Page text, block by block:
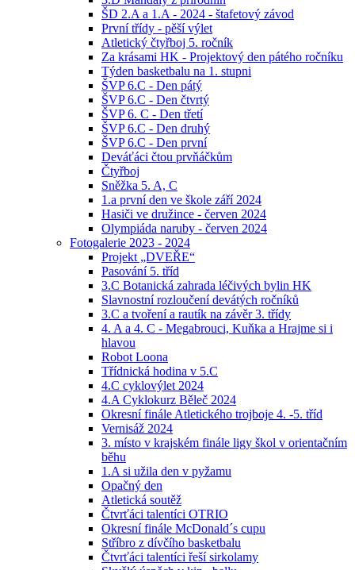
ŠD 2.A a 1.A - 2024 - štafetový závod
První třídy - pěší výlet
Atletický čtyřboj 5. ročník
Za krásami HK - Projektový den pátého ročníku
Týden basketbalu na 1. stupni
ŠVP 6.C - Den pátý
ŠVP 6.C - Den čtvrtý
ŠVP 6. C - Den třetí
ŠVP 6.C - Den druhý
ŠVP 6.C - Den první
Deváťáci čtou prvňáčkům
Čtyřboj
Sněžka 5. A, C
1.a první den ve škole září 2024
Hasiči ve družince - červen 2024
Olympiáda naruby - červen 2024
Fotogalerie 2023 - 2024
Projekt „DVEŘE“
Pasování 5. tříd
3.C Botanická zahrada léčivých bylin HK
Slavnostní rozloučení devátých ročníků
3.C a tvoření a rautík na závěr 3. třídy
4. A a 4. C - Megabrouci, Kuňka a Hrajme si i
hlavou
Robot Loona
Třídnická hodina v 5.C
4.C cyklovýlet 2024
4.A Cyklokurz Běleč 2024
Okresní finále Atletického trojboje 4. -5. tříd
Vernisáž 2024
3. místo v krajském finále ligy škol v orientačním
běhu
1.A si užila den v pyžamu
Opačný den
Atletická soutěž
Čtvrťáci talentíci OTRIO
Okresní finále McDonald´s cupu
Stříbro z dívčího basketbalu
Čtvrťáci talentíci řeší sirkolamy